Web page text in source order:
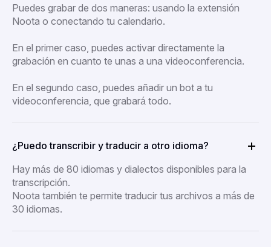
Puedes grabar de dos maneras: usando la extensión
Noota o conectando tu calendario.
En el primer caso, puedes activar directamente la
grabación en cuanto te unas a una videoconferencia.
En el segundo caso, puedes añadir un bot a tu
videoconferencia, que grabará todo.
¿Puedo transcribir y traducir a otro idioma?
Hay más de 80 idiomas y dialectos disponibles para la
transcripción.
Noota también te permite traducir tus archivos a más de
30 idiomas.